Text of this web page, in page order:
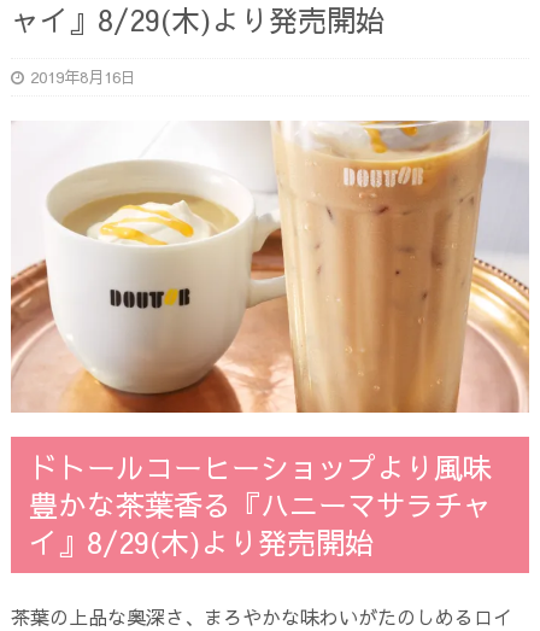
ャイ』8/29(木)より発売開始
2019年8月16日
ドトールコーヒーショップより風味
豊かな茶葉香る『ハニーマサラチャ
イ』8/29(木)より発売開始
茶葉の上品な奥深さ、まろやかな味わいがたのしめるロイ